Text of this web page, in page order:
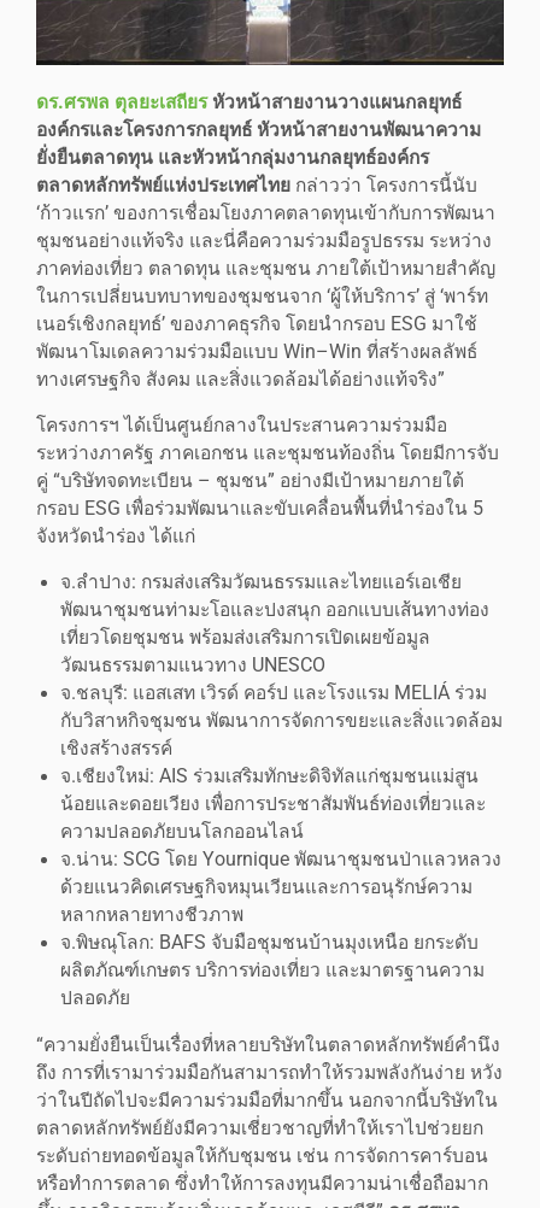
ดร.ศรพล ตุลยะเสถียรหัวหน้าสายงานวางแผนกลยุทธ์
องค์กรและโครงการกลยุทธ์ หัวหน้าสายงานพัฒนาความ
ยั่งยืนตลาดทุน และหัวหน้ากลุ่มงานกลยุทธ์องค์กร
ตลาดหลักทรัพย์แห่งประเทศไทย กล่าวว่า โครงการนี้นับ
‘ก้าวแรก’ ของการเชื่อมโยงภาคตลาดทุนเข้ากับการพัฒนา
ชุมชนอย่างแท้จริง และนี่คือความร่วมมือรูปธรรม ระหว่าง
ภาคท่องเที่ยว ตลาดทุน และชุมชน ภายใต้เป้าหมายสำคัญ
ในการเปลี่ยนบทบาทของชุมชนจาก ‘ผู้ให้บริการ’ สู่ ‘พาร์ท
เนอร์เชิงกลยุทธ์’ ของภาคธุรกิจ โดยนำกรอบ ESG มาใช้
พัฒนาโมเดลความร่วมมือแบบ Win–Win ที่สร้างผลลัพธ์
ทางเศรษฐกิจ สังคม และสิ่งแวดล้อมได้อย่างแท้จริง”
โครงการฯ ได้เป็นศูนย์กลางในประสานความร่วมมือ
ระหว่างภาครัฐ ภาคเอกชน และชุมชนท้องถิ่น โดยมีการจับ
คู่ “บริษัทจดทะเบียน – ชุมชน” อย่างมีเป้าหมายภายใต้
กรอบ ESG เพื่อร่วมพัฒนาและขับเคลื่อนพื้นที่นำร่องใน 5
จังหวัดนำร่อง ได้แก่
จ.ลำปาง: กรมส่งเสริมวัฒนธรรมและไทยแอร์เอเชีย
พัฒนาชุมชนท่ามะโอและปงสนุก ออกแบบเส้นทางท่อง
เที่ยวโดยชุมชน พร้อมส่งเสริมการเปิดเผยข้อมูล
วัฒนธรรมตามแนวทาง UNESCO
จ.ชลบุรี: แอสเสท เวิรด์ คอร์ป และโรงแรม MELIÁ ร่วม
กับวิสาหกิจชุมชน พัฒนาการจัดการขยะและสิ่งแวดล้อม
เชิงสร้างสรรค์
จ.เชียงใหม่: AIS ร่วมเสริมทักษะดิจิทัลแก่ชุมชนแม่สูน
น้อยและดอยเวียง เพื่อการประชาสัมพันธ์ท่องเที่ยวและ
ความปลอดภัยบนโลกออนไลน์
จ.น่าน: SCG โดย Yournique พัฒนาชุมชนป่าแลวหลวง
ด้วยแนวคิดเศรษฐกิจหมุนเวียนและการอนุรักษ์ความ
หลากหลายทางชีวภาพ
จ.พิษณุโลก: BAFS จับมือชุมชนบ้านมุงเหนือ ยกระดับ
ผลิตภัณฑ์เกษตร บริการท่องเที่ยว และมาตรฐานความ
ปลอดภัย
“ความยั่งยืนเป็นเรื่องที่หลายบริษัทในตลาดหลักทรัพย์คำนึง
ถึง การที่เรามาร่วมมือกันสามารถทำให้รวมพลังกันง่าย หวัง
ว่าในปีถัดไปจะมีความร่วมมือที่มากขึ้น นอกจากนี้บริษัทใน
ตลาดหลักทรัพย์ยังมีความเชี่ยวชาญที่ทำให้เราไปช่วยยก
ระดับถ่ายทอดข้อมูลให้กับชุมชน เช่น การจัดการคาร์บอน
หรือทำการตลาด ซึ่งทำให้การลงทุนมีความน่าเชื่อถือมาก